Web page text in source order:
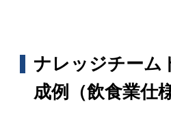
ナレッジチーム
成例（飲食業仕